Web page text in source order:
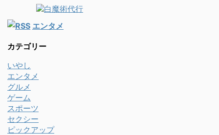
エンタメ
カテゴリー
いやし
エンタメ
グルメ
ゲーム
スポーツ
セクシー
ピックアップ